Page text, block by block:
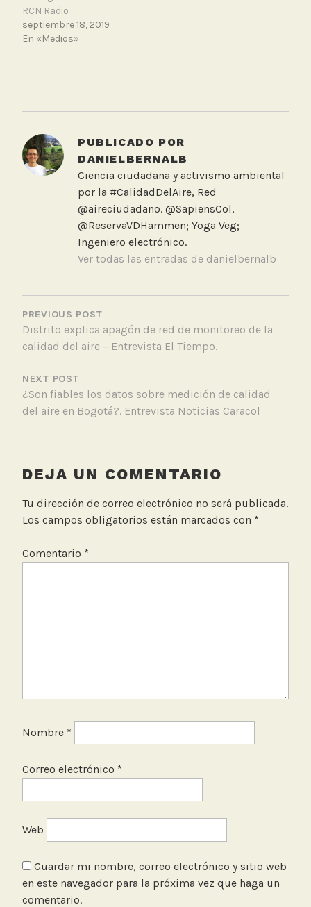
RCN Radio
septiembre 18, 2019
En «Medios»
e
d
a
d
i
,
e
i
s
a
PUBLICADO POR
DANIELBERNALB
Ciencia ciudadana y activismo ambiental
por la #CalidadDelAire, Red
@aireciudadano. @SapiensCol,
@ReservaVDHammen; Yoga Veg;
Ingeniero electrónico.
Ver todas las entradas de danielbernalb
NAVEGACIÓN
DE
ENTRADAS
PREVIOUS POST
Distrito explica apagón de red de monitoreo de la
calidad del aire – Entrevista El Tiempo.
NEXT POST
¿Son fiables los datos sobre medición de calidad
del aire en Bogotá?. Entrevista Noticias Caracol
DEJA UN COMENTARIO
Tu dirección de correo electrónico no será publicada.
Los campos obligatorios están marcados con *
Comentario *
Nombre *
Correo electrónico *
Web
Guardar mi nombre, correo electrónico y sitio web
en este navegador para la próxima vez que haga un
comentario.